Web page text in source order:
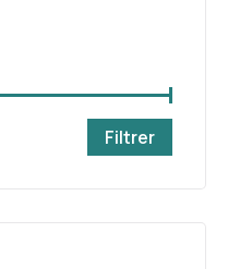
Filtrer